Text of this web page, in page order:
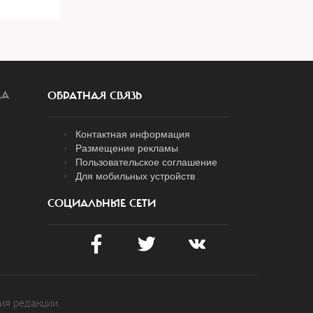
ОБРАТНАЯ СВЯЗЬ
Контактная информация
Размещение рекламы
Пользовательское соглашение
Для мобильных устройств
СОЦИАЛЬНЫЕ СЕТИ
редакции.